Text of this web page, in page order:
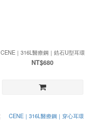
CENE｜316L醫療鋼｜鋯石U型耳環
NT$680